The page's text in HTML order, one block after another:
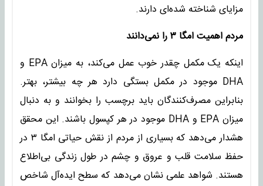
مزایای شناخته شده‌ای دارند.
مردم اهمیت امگا ۳ را نمی‌دانند
اینکه یک مکمل چقدر خوب عمل می‌کند، به میزان EPA و
DHA موجود در مکمل بستگی دارد هر چه بیشتر، بهتر.
بنابراین مصرف‌کنندگان باید برچسب را بخوانند و به دنبال
میزان EPA و DHA موجود در هر کپسول باشند. این محقق
هشدار می‌دهد که بسیاری از مردم از نقش حیاتی امگا ۳ در
حفظ سلامت قلب و عروق و چشم در طول زندگی بی‌اطلاع
هستند. شواهد علمی نشان می‌دهد که سطح ایده‌آل شاخص